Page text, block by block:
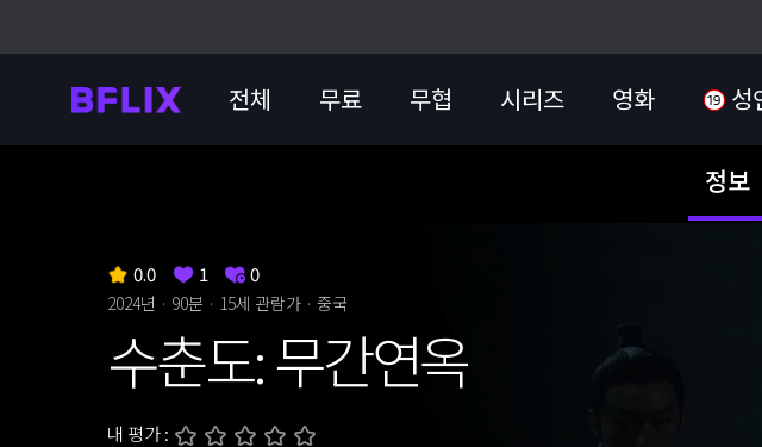
전체 무료 무협 시리즈 영화 성
정보
0.0 1 0
2024년 · 90분 · 15세 관람가 · 중국
수춘도: 무간연옥
내 평가 :